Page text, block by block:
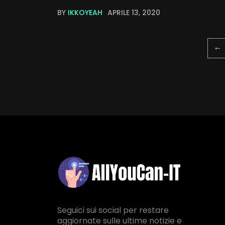
BY IKKOYEAH APRILE 13, 2020
Seguici sui social per restare
aggiornate sulle ultime notizie e